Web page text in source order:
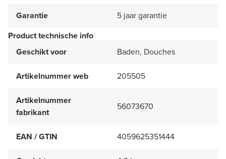
Garantie
5 jaar garantie
Product technische info
Geschikt voor
Baden, Douches
Artikelnummer web 205505
Artikelnummer
fabrikant
56073670
EAN / GTIN 4059625351444